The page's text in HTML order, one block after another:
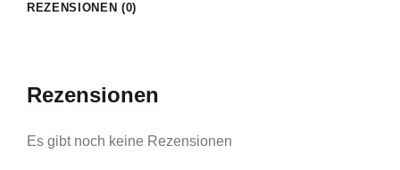
REZENSIONEN (0)
Rezensionen
Es gibt noch keine Rezensionen